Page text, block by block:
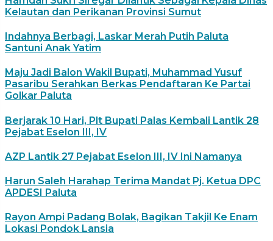
Kelautan dan Perikanan Provinsi Sumut
Indahnya Berbagi, Laskar Merah Putih Paluta
Santuni Anak Yatim
Maju Jadi Balon Wakil Bupati, Muhammad Yusuf
Pasaribu Serahkan Berkas Pendaftaran Ke Partai
Golkar Paluta
Berjarak 10 Hari, Plt Bupati Palas Kembali Lantik 28
Pejabat Eselon III, IV
AZP Lantik 27 Pejabat Eselon III, IV Ini Namanya
Harun Saleh Harahap Terima Mandat Pj. Ketua DPC
APDESI Paluta
Rayon Ampi Padang Bolak, Bagikan Takjil Ke Enam
Lokasi Pondok Lansia